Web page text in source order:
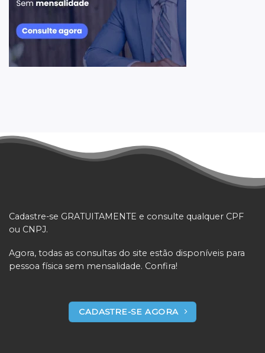
Cadastre-se GRATUITAMENTE e consulte qualquer CPF
ou CNPJ.
Agora, todas as consultas do site estão disponíveis para
pessoa física sem mensalidade. Confira!
CADASTRE-SE AGORA